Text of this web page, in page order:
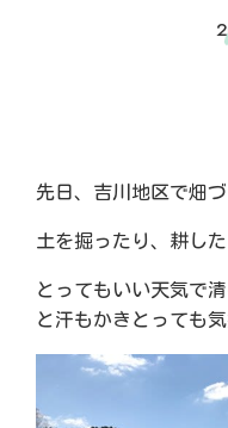
先日、吉川地区で畑
土を掘ったり、耕し
とってもいい天気で
と汗もかきとっても